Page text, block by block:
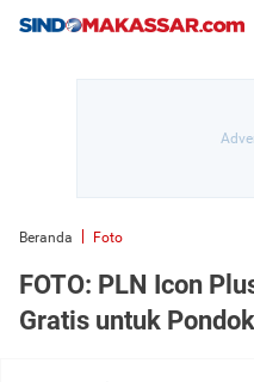
Beranda Foto
FOTO: PLN Icon
Gratis untuk